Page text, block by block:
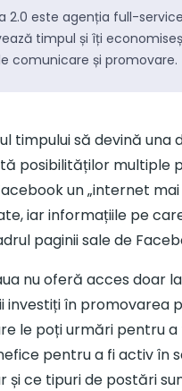
magazine online
aplicații web-
BTL), spoturi
Optimizare SEO
2.0 este agenția full-
timpul și îți
comunicare și promovare.
timpului să devină
posibilităților multiple
un „internet
iar informațiile pe
paginii sale de
nu oferă acces doar
investiți în promovarea
le poți urmări pentru
pentru a fi activ în
și ce tipuri de postări